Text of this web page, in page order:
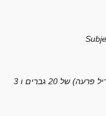
הארה — בפרשתנו, פרשת שמות, מופיעים שמות (לא כולל ה’ ולהבדיל פרעה) של 20 גברים ו 3